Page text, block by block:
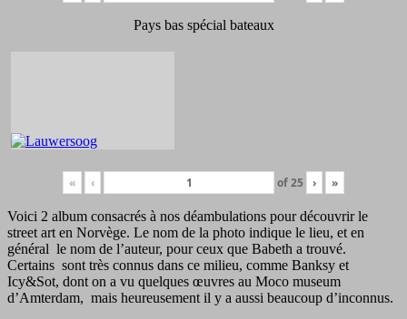
Pays bas spécial bateaux
« ‹ of25 › »
Voici 2 album consacrés à nos déambulations pour découvrir le
street art en Norvège. Le nom de la photo indique le lieu, et en
général le nom de l’auteur, pour ceux que Babeth a trouvé.
Certains sont très connus dans ce milieu, comme Banksy et
Icy&Sot, dont on a vu quelques œuvres au Moco museum
d’Amterdam, mais heureusement il y a aussi beaucoup d’inconnus.